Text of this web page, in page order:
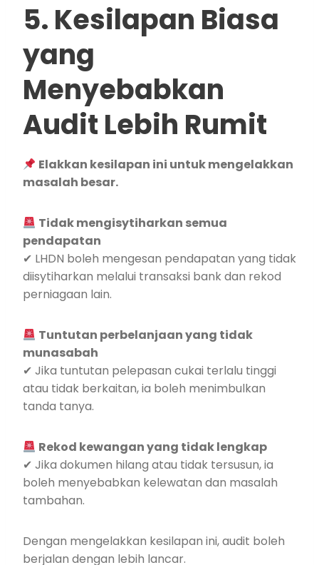
5. Kesilapan Biasa
yang
Menyebabkan
Audit Lebih Rumit
Elakkan kesilapan ini untuk mengelakkan
masalah besar.
Tidak mengisytiharkan semua
pendapatan
✔ LHDN boleh mengesan pendapatan yang tidak
diisytiharkan melalui transaksi bank dan rekod
perniagaan lain.
Tuntutan perbelanjaan yang tidak
munasabah
✔ Jika tuntutan pelepasan cukai terlalu tinggi
atau tidak berkaitan, ia boleh menimbulkan
tanda tanya.
Rekod kewangan yang tidak lengkap
✔ Jika dokumen hilang atau tidak tersusun, ia
boleh menyebabkan kelewatan dan masalah
tambahan.
Dengan mengelakkan kesilapan ini, audit boleh
berjalan dengan lebih lancar.